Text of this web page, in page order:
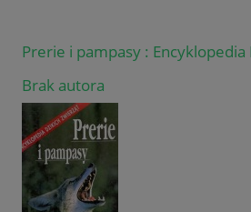
Prerie i pampasy :
Brak autora